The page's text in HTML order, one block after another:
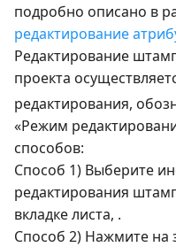
подробно описано в
редактирование
Редактирование
проекта
редактирования,
«Режим
способов:
Способ 1) Выберите
редактирования
вкладке листа, .
Способ 2) Нажмите на